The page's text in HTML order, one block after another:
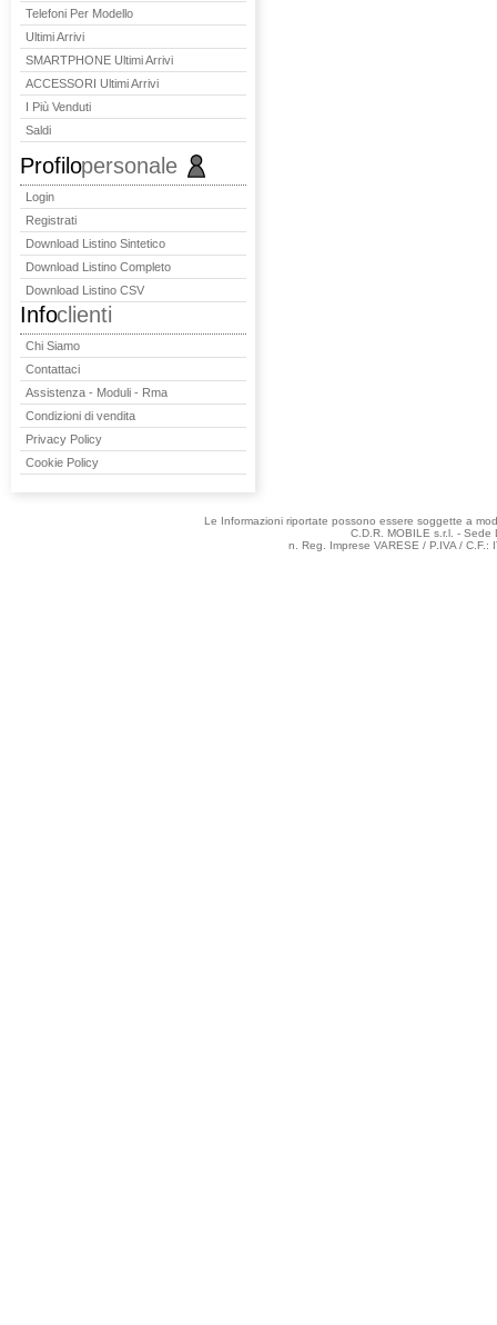
Telefoni Per Modello
Ultimi Arrivi
SMARTPHONE Ultimi Arrivi
ACCESSORI Ultimi Arrivi
I Più Venduti
Saldi
Profilopersonale
Login
Registrati
Download Listino Sintetico
Download Listino Completo
Download Listino CSV
Infoclienti
Chi Siamo
Contattaci
Assistenza - Moduli - Rma
Condizioni di vendita
Privacy Policy
Cookie Policy
Le Informazioni riportate possono essere soggette a
C.D.R. MOBILE s.r.l. -
n. Reg. Imprese VARESE / P.IVA /